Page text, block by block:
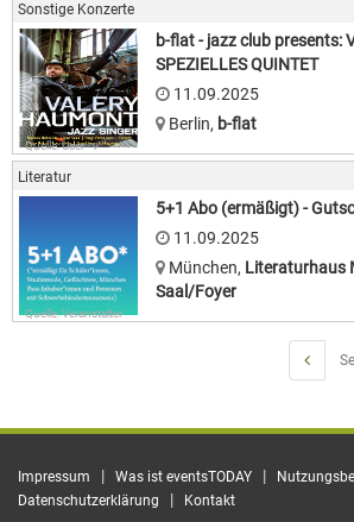
Sonstige Konzerte
Quelle: User · v
b-flat - jazz club presents:
SPEZIELLES QUINTET
11.09.2025
Berlin, b-flat
Literatur
Quelle: Veranstalter
5+1 Abo (ermäßigt) -
11.09.2025
München, Literaturhaus
Saal/Foyer
Impressum | Was ist eventsTODAY |
Datenschutzerklärung | Kontakt